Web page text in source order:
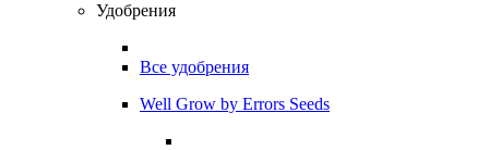
Удобрения
Все удобрения
Well Grow by Errors Seeds